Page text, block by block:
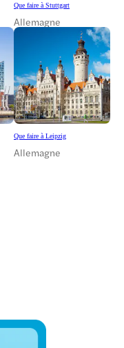
Que faire à Stuttgart
Allemagne
Que faire à Leipzig
Allemagne